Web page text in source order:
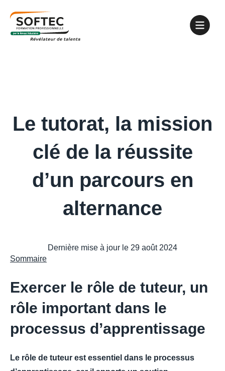
Le tutorat, la mission
clé de la réussite
d’un parcours en
alternance
Dernière mise à jour le 29 août 2024
Sommaire
Exercer le rôle de tuteur, un
rôle important dans le
processus d’apprentissage
Le rôle de tuteur est essentiel dans le processus